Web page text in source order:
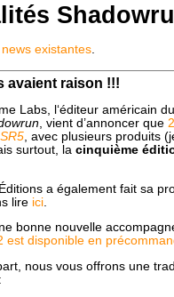
existantes
avaient raison !!!
Labs, l‘éditeur américain
, vient d’annoncer que
, avec plusieurs produits
surtout, la cinquième
a également fait sa
lire ici
bonne nouvelle
est disponible en
nous vous offrons une